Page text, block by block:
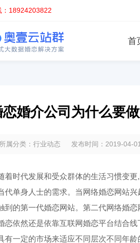
：18924203822
首
恋婚介公司为什么要
所属分类：行业动态 发布时间：2019-04-
时代发展和受众群体的生活习惯变更
代单身人士的需求。当网络婚恋网站
到的第一代婚恋网站。第二代网络婚
恋依然还是依靠互联网婚恋平台结合
有一定的市场来适应不同层次不同年